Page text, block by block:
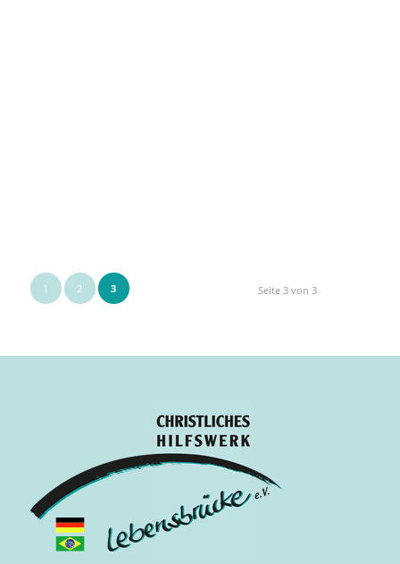
Seite 3 von 3
1 2 3